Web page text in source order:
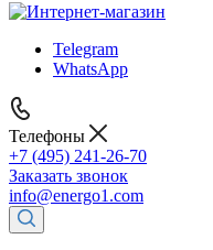
Telegram
WhatsApp
Телефоны
+7 (495) 241-26-70
Заказать звонок
info@energo1.com